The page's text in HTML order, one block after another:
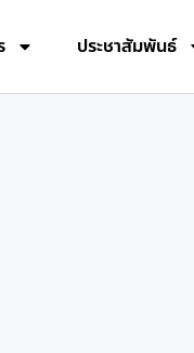
ประชาสัมพันธ์